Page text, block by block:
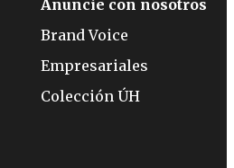
Anuncie con nosotros
Brand Voice
Empresariales
Colección ÚH